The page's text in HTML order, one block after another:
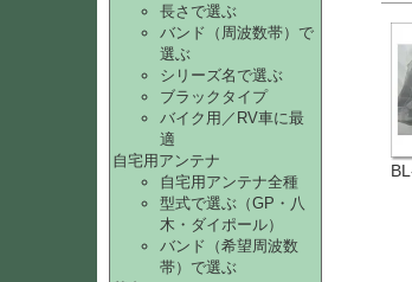
長さで選ぶ
バンド（周波数帯）で
選ぶ
シリーズ名で選ぶ
ブラックタイプ
バイク用／RV車に最
適
自宅用アンテナ
自宅用アンテナ全種
型式で選ぶ（GP・八
木・ダイポール）
バンド（希望周波数
帯）で選ぶ